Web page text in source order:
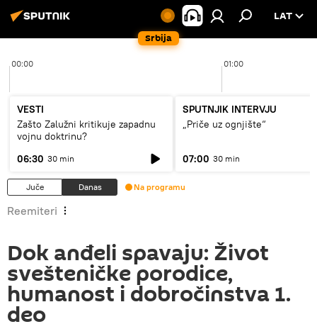
Srbija
LAT
00:00 01:00
VESTI
Zašto Zalužni kritikuje zapadnu
vojnu doktrinu?
06:30 30 min
SPUTNJIK INTERVJU
„Priče uz ognjište“
07:00 30 min
Juče Danas Na programu
Reemiteri
Dok anđeli spavaju: Život
svešteničke porodice,
humanost i dobročinstva 1.
deo